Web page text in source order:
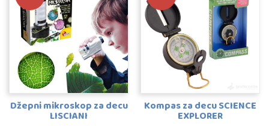
Džepni mikroskop za decu
LISCIANI
Kompas za decu SCIENCE
EXPLORER